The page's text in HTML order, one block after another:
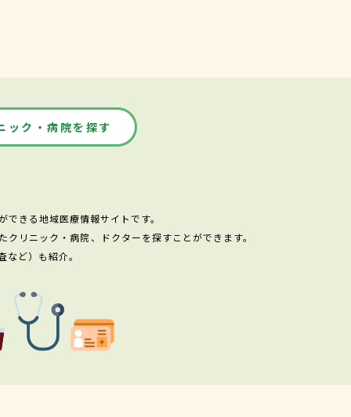
ック・病院を探す
きる地域医療情報サイトです。
リニック・病院、ドクターを探すことができます。
ど）も紹介。